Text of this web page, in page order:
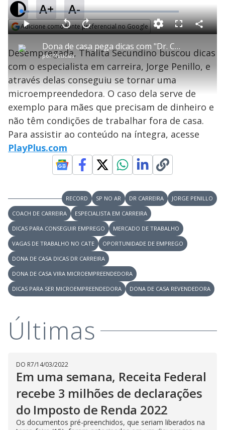
A+ A-
Adicione como fonte preferencial no Google
P
l
a
y
V
i
d
e
o
Dona de casa pega dicas com "Dr. Carreira" e vira empreendedora
porNotícias
P V
t
a
r
0
g
n
d
s
A
n
a
1
s
e
u
n
o
s
M
u
L
o
a
d
e
5
.
2
4
%
F
l
s
c
e
C
o
a
r
i
l
Desempregada, Thalita Secundino buscou dicas
com o especialista em carreira, Jorge Penillo, e
através delas conseguiu se tornar uma
microempreendedora. O caso dela serve de
exemplo para mães que precisam de dinheiro e
não têm condições de trabalhar fora de casa.
Para assistir ao conteúdo na íntegra, acesse
PlayPlus.com
RECORD SP NO AR DR CARREIRA
JORGE PENILLO
COACH DE CARREIRA
ESPECIALISTA EM CARREIRA
DICAS PARA CONSEGUIR EMPREGO
MERCADO DE TRABALHO
VAGAS DE TRABALHO NO CATE
OPORTUNIDADE DE EMPREGO
DONA DE CASA DICAS DR CARREIRA
DONA DE CASA VIRA MICROEMPREENDEDORA
DICAS PARA SER MICROEMPREENDEDORA
DONA DE CASA REVENDEDORA
Últimas
DO R7/14/03/2022
Em uma semana, Receita Federal
recebe 3 milhões de declarações
do Imposto de Renda 2022
Os documentos pré-preenchidos, que seriam liberados na